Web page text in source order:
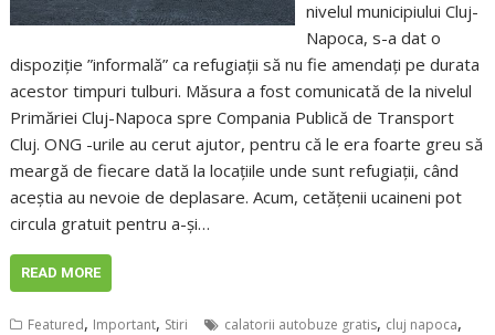
nivelul municipiului Cluj-
Napoca, s-a dat o
dispoziție ”informală” ca refugiații să nu fie amendați pe durata
acestor timpuri tulburi. Măsura a fost comunicată de la nivelul
Primăriei Cluj-Napoca spre Compania Publică de Transport
Cluj. ONG -urile au cerut ajutor, pentru că le era foarte greu să
meargă de fiecare dată la locațiile unde sunt refugiații, când
aceștia au nevoie de deplasare. Acum, cetățenii ucaineni pot
circula gratuit pentru a-și…
READ MORE
Featured, Important, Stiri calatorii autobuze gratis, cluj napoca,